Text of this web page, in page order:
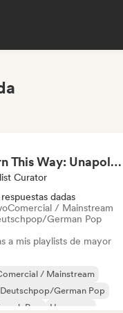
Born This Way: Unapologetically Queer
Curator
dadas
Comercial / Mainstream
German Pop
a mis playlists de mayor
/ Mainstream
Deutschpop/German Pop
Pop
Hyperpop